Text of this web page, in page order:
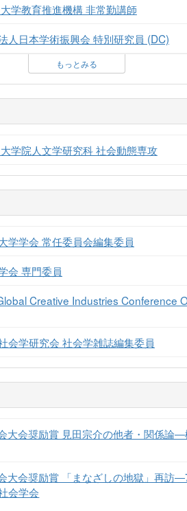
学教育推進機構 非常勤講師
人日本学術振興会 特別研究員 (DC)
もっとみる
学院人文学研究科 社会動態専攻
学学会 常任委員会編集委員
会 専門委員
Creative Industries Conference
会学研究会 社会学雑誌編集委員
大会奨励賞 見田宗介の他者・関係論
大会奨励賞 「まなざしの地獄」再訪
会学会